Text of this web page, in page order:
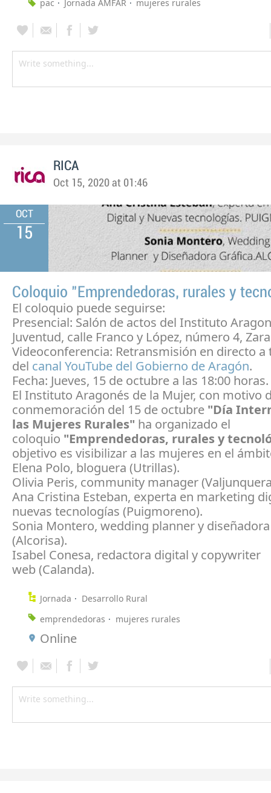
pac Jornada AMFAR mujeres rurales
RICA
Oct 15, 2020 at 01:46
OCT
15
Coloquio "Emprendedoras, rurales y
El coloquio puede seguirse:
Presencial: Salón de actos del Instituto
Juventud, calle Franco y López, número 4,
Videoconferencia: Retransmisión en directo a
del canal YouTube del Gobierno de Aragón.
Fecha: Jueves, 15 de octubre a las 18:00 horas.
El Instituto Aragonés de la Mujer, con motivo
conmemoración del 15 de octubre "Día
las Mujeres Rurales" ha organizado el
coloquio "Emprendedoras, rurales y
objetivo es visibilizar a las mujeres en el
Elena Polo, bloguera (Utrillas).
Olivia Peris, community manager
Ana Cristina Esteban, experta en marketing
nuevas tecnologías (Puigmoreno).
Sonia Montero, wedding plannery
(Alcorisa).
Isabel Conesa, redactora digital y copywriter
web (Calanda).
Jornada
Desarrollo Rural
emprendedoras
mujeres rurales
Online